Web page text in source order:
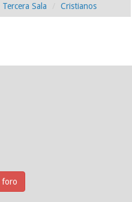
Tercera Sala Cristianos
foro